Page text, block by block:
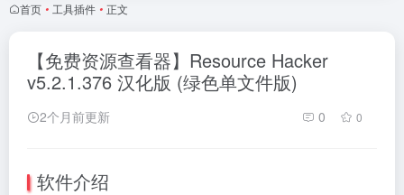
首页 • 工具插件 • 正文
【免费资源查看器】Resource Hacker
v5.2.1.376 汉化版 (绿色单文件版)
2个月前更新 0 0
软件介绍